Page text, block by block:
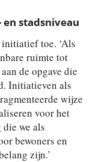
stadsniveau
toe. ‘Als
ruimte tot
de opgave die
Initiatieven als
wijze
voor het
we als
bewoners en
zijn.’